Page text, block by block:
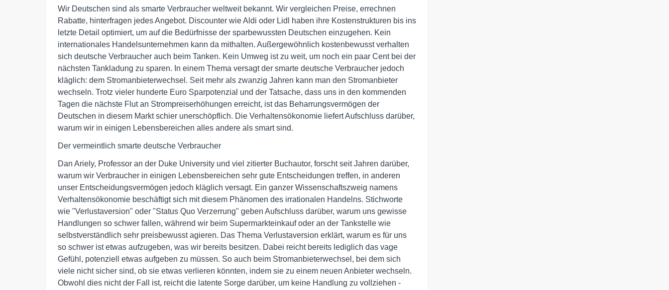
Wir Deutschen sind als smarte Verbraucher weltweit bekannt. Wir vergleichen Preise, errechnen
Rabatte, hinterfragen jedes Angebot. Discounter wie Aldi oder Lidl haben ihre Kostenstrukturen bis ins
letzte Detail optimiert, um auf die Bedürfnisse der sparbewussten Deutschen einzugehen. Kein
internationales Handelsunternehmen kann da mithalten. Außergewöhnlich kostenbewusst verhalten
sich deutsche Verbraucher auch beim Tanken. Kein Umweg ist zu weit, um noch ein paar Cent bei der
nächsten Tankladung zu sparen. In einem Thema versagt der smarte deutsche Verbraucher jedoch
kläglich: dem Stromanbieterwechsel. Seit mehr als zwanzig Jahren kann man den Stromanbieter
wechseln. Trotz vieler hunderte Euro Sparpotenzial und der Tatsache, dass uns in den kommenden
Tagen die nächste Flut an Strompreiserhöhungen erreicht, ist das Beharrungsvermögen der
Deutschen in diesem Markt schier unerschöpflich. Die Verhaltensökonomie liefert Aufschluss darüber,
warum wir in einigen Lebensbereichen alles andere als smart sind.
Der vermeintlich smarte deutsche Verbraucher
Dan Ariely, Professor an der Duke University und viel zitierter Buchautor, forscht seit Jahren darüber,
warum wir Verbraucher in einigen Lebensbereichen sehr gute Entscheidungen treffen, in anderen
unser Entscheidungsvermögen jedoch kläglich versagt. Ein ganzer Wissenschaftszweig namens
Verhaltensökonomie beschäftigt sich mit diesem Phänomen des irrationalen Handelns. Stichworte
wie "Verlustaversion" oder "Status Quo Verzerrung" geben Aufschluss darüber, warum uns gewisse
Handlungen so schwer fallen, während wir beim Supermarkteinkauf oder an der Tankstelle wie
selbstverständlich sehr preisbewusst agieren. Das Thema Verlustaversion erklärt, warum es für uns
so schwer ist etwas aufzugeben, was wir bereits besitzen. Dabei reicht bereits lediglich das vage
Gefühl, potenziell etwas aufgeben zu müssen. So auch beim Stromanbieterwechsel, bei dem sich
viele nicht sicher sind, ob sie etwas verlieren könnten, indem sie zu einem neuen Anbieter wechseln.
Obwohl dies nicht der Fall ist, reicht die latente Sorge darüber, um keine Handlung zu vollziehen -